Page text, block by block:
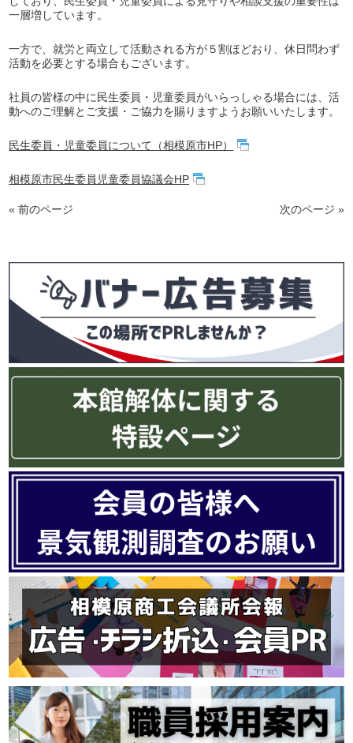
一層増しています。
一方で、就労と両立して活動される方が５割ほどおり、休日問わず
活動を必要とする場合もございます。
社員の皆様の中に民生委員・児童委員がいらっしゃる場合には、活
動へのご理解とご支援・ご協力を賜りますようお願いいたします。
民生委員・児童委員について（相模原市HP）
相模原市民生委員児童委員協議会HP
« 前のページ 次のページ »